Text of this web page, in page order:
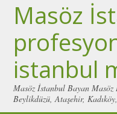
Masöz
istanbul
Masöz İstanbul Bayan
Beylikdüzü, Ataşehir,